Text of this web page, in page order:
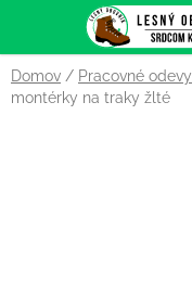
obsah
Domov / Pracovné odevy
montérky na traky žlté